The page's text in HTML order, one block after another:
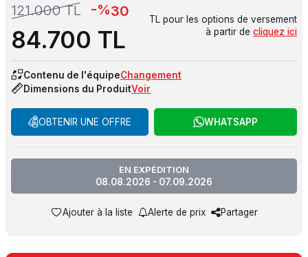
121.000TL -%30
84.700 TL
TL pour les options de versement
à partir de cliquez ici
Contenu de l'équipeChangement
Dimensions du ProduitVoir
OBTENIR UNE OFFRE WHATSAPP
EN EXPÉDITION
08.08.2026 - 07.09.2026
Ajouter à la liste Alerte de prix Partager